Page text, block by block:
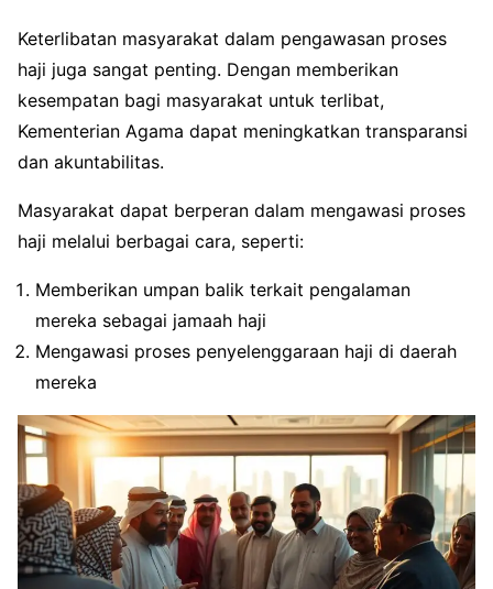
Keterlibatan masyarakat dalam pengawasan proses
haji juga sangat penting. Dengan memberikan
kesempatan bagi masyarakat untuk terlibat,
Kementerian Agama dapat meningkatkan transparansi
dan akuntabilitas.
Masyarakat dapat berperan dalam mengawasi proses
haji melalui berbagai cara, seperti:
Memberikan umpan balik terkait pengalaman
mereka sebagai jamaah haji
Mengawasi proses penyelenggaraan haji di daerah
mereka